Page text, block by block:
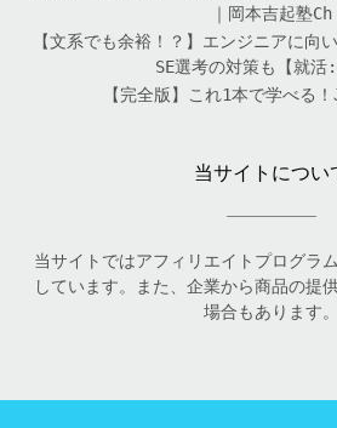
｜岡本吉起塾Ch
【文系でも余裕！？】エンジニアに向
SE選考の対策も【就活:
【完全版】これ1本で学べる
当サイトについ
当サイトではアフィリエイトプログラ
しています。また、企業から商品の提
場合もあります。